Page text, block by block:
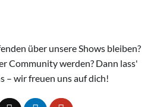
über unsere Shows bleiben?
Community werden? Dann lass'
– wir freuen uns auf dich!